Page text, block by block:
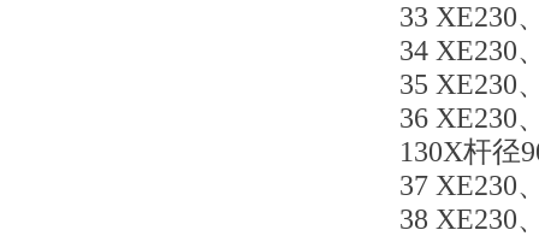
33 XE230
34 XE230
35 XE230
36 XE230
130X杆径
37 XE230
38 XE230